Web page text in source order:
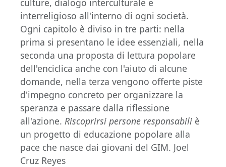
culture, dialogo interculturale e
interreligioso all'interno di ogni società.
Ogni capitolo è diviso in tre parti: nella
prima si presentano le idee essenziali, nella
seconda una proposta di lettura popolare
dell'enciclica anche con l'aiuto di alcune
domande, nella terza vengono offerte piste
d'impegno concreto per organizzare la
speranza e passare dalla riflessione
all'azione. Riscoprirsi persone responsabili è
un progetto di educazione popolare alla
pace che nasce dai giovani del GIM. Joel
Cruz Reyes